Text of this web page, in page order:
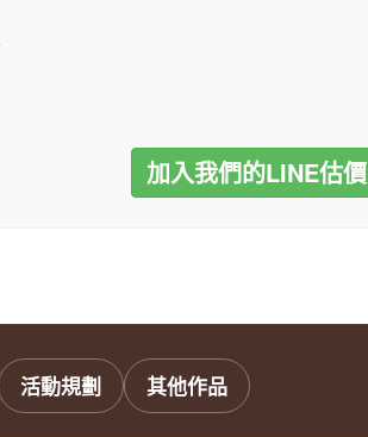
加入我們的LINE估價
活動規劃 其他作品